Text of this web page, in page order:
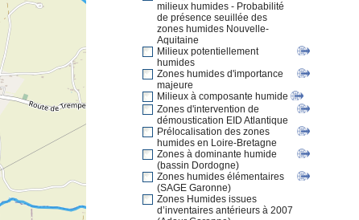
milieux humides - Probabilité
de présence seuillée des
zones humides Nouvelle-
Aquitaine
Milieux potentiellement
humides
Zones humides d'importance
majeure
Milieux à composante humide
Zones d'intervention de
démoustication EID Atlantique
Prélocalisation des zones
humides en Loire-Bretagne
Zones à dominante humide
(bassin Dordogne)
Zones humides élémentaires
(SAGE Garonne)
Zones Humides issues
d’inventaires antérieurs à 2007